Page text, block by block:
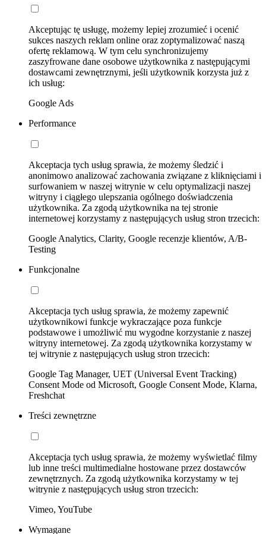
Akceptując tę usługę, możemy lepiej zrozumieć i ocenić
sukces naszych reklam online oraz zoptymalizować naszą
ofertę reklamową. W tym celu synchronizujemy
zaszyfrowane dane osobowe użytkownika z następującymi
dostawcami zewnętrznymi, jeśli użytkownik korzysta już z
ich usług:
Google Ads
Performance
Akceptacja tych usług sprawia, że możemy śledzić i
anonimowo analizować zachowania związane z kliknięciami i
surfowaniem w naszej witrynie w celu optymalizacji naszej
witryny i ciągłego ulepszania ogólnego doświadczenia
użytkownika. Za zgodą użytkownika na tej stronie
internetowej korzystamy z następujących usług stron trzecich:
Google Analytics, Clarity, Google recenzje klientów, A/B-
Testing
Funkcjonalne
Akceptacja tych usług sprawia, że możemy zapewnić
użytkownikowi funkcje wykraczające poza funkcje
podstawowe i umożliwić mu wygodne korzystanie z naszej
witryny internetowej. Za zgodą użytkownika korzystamy w
tej witrynie z następujących usług stron trzecich:
Google Tag Manager, UET (Universal Event Tracking)
Consent Mode od Microsoft, Google Consent Mode, Klarna,
Freshchat
Treści zewnętrzne
Akceptacja tych usług sprawia, że możemy wyświetlać filmy
lub inne treści multimedialne hostowane przez dostawców
zewnętrznych. Za zgodą użytkownika korzystamy w tej
witrynie z następujących usług stron trzecich:
Vimeo, YouTube
Wymagane